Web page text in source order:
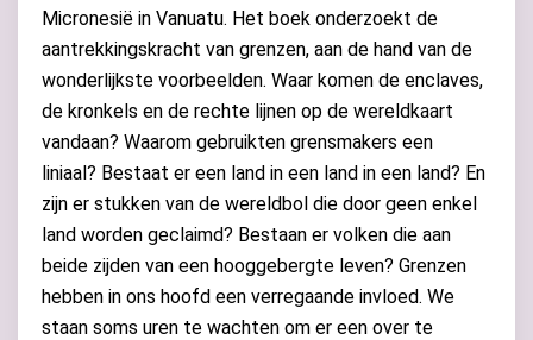
Micronesië in Vanuatu. Het boek onderzoekt de
aantrekkingskracht van grenzen, aan de hand van de
wonderlijkste voorbeelden. Waar komen de enclaves,
de kronkels en de rechte lijnen op de wereldkaart
vandaan? Waarom gebruikten grensmakers een
liniaal? Bestaat er een land in een land in een land? En
zijn er stukken van de wereldbol die door geen enkel
land worden geclaimd? Bestaan er volken die aan
beide zijden van een hooggebergte leven? Grenzen
hebben in ons hoofd een verregaande invloed. We
staan soms uren te wachten om er een over te